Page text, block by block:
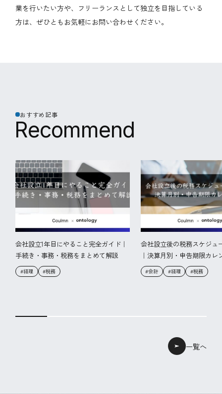
業を行いたい方や、フリーランスとして独立を目指している
方は、ぜひともお気軽にお問い合わせください。
おすすめ記事
Recommend
一覧へ
会社設立1年目にやること完全ガイド｜
手続き・事務・税務をまとめて解説
#経理 #税務
会社設立後の税務スケジュ
｜決算月別・申告期限カレ
#会計 #経理 #税務